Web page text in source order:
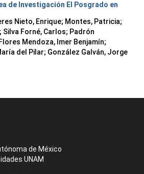
de Investigación El Posgrado en
Nieto, Enrique; Montes, Patricia;
; Silva Forné, Carlos; Padrón
Flores Mendoza, Imer Benjamín;
del Pilar; González Galván, Jorge
de México
UNAM